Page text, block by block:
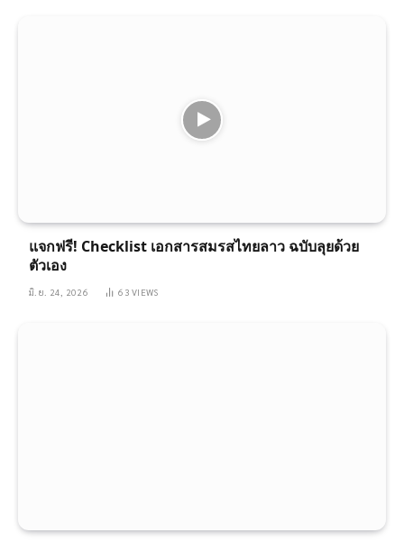
แจกฟรี! Checklist เอกสารสมรสไทยลาว ฉบับลุยด้วย
ตัวเอง
มิ.ย. 24, 2026 63VIEWS